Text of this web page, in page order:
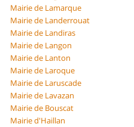
Mairie de Lamarque
Mairie de Landerrouat
Mairie de Landiras
Mairie de Langon
Mairie de Lanton
Mairie de Laroque
Mairie de Laruscade
Mairie de Lavazan
Mairie de Bouscat
Mairie d'Haillan